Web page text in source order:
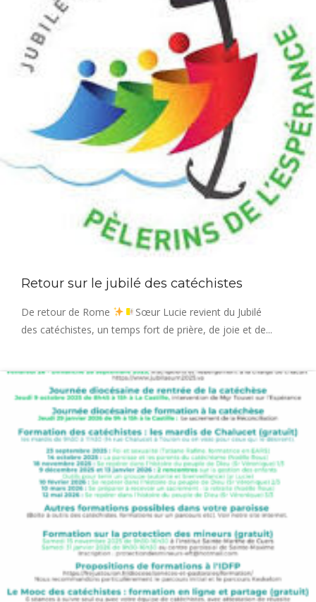
Retour sur le jubilé des catéchistes
De retour de Rome
Sœur Lucie revient du Jubilé
des catéchistes, un temps fort de prière, de joie et de...